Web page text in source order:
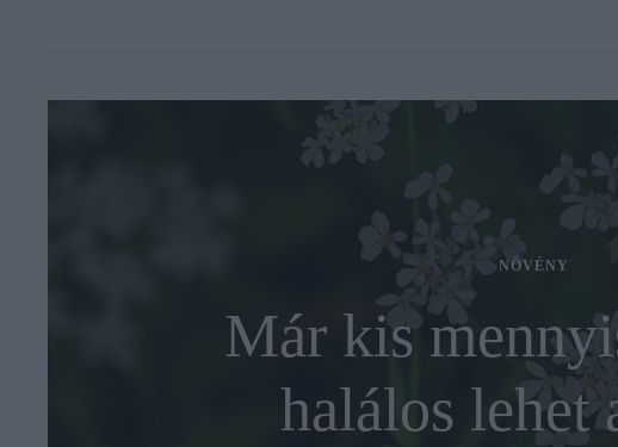
NÖVÉNY
Már kis
halálos lehet